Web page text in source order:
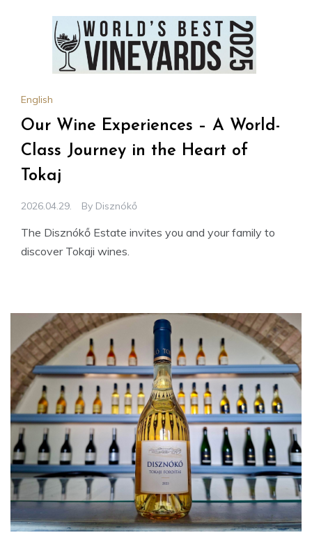
English
Our Wine Experiences – A World-
Class Journey in the Heart of
Tokaj
2026.04.29. By Disznókő
The Disznókő Estate invites you and your family to
discover Tokaji wines.